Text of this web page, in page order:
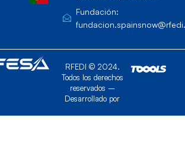
Fundación:
RFEDI © 2024.
Todos los derechos
reservados –
Desarrollado por